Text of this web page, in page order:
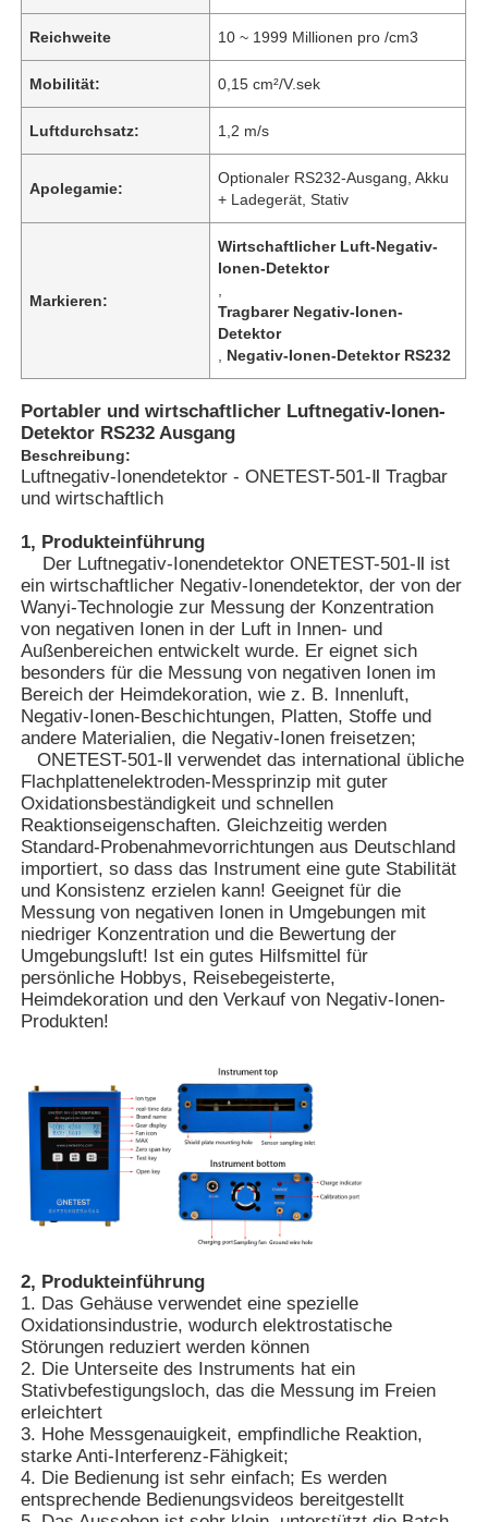
Startseite
Produkte
Videos
Über uns
Fabrik Tour
Kontakt
Nachrichten
Die Fälle zeigen
Referenzen
Reichweite 10 ~ 1999 Millionen pro /cm3
Mobilität: 0,15 cm²/V.sek
Luftdurchsatz: 1,2 m/s
Apolegamie:
Optionaler RS232-Ausgang, Akku
+ Ladegerät, Stativ
Markieren:
Wirtschaftlicher Luft-Negativ-
Ionen-Detektor
Tragbarer Negativ-Ionen-
Detektor
Negativ-Ionen-Detektor RS232
Portabler und wirtschaftlicher Luftnegativ-Ionen-
Detektor RS232 Ausgang
Beschreibung:
Luftnegativ-Ionendetektor - ONETEST-501-Ⅱ Tragbar
und wirtschaftlich
1, Produkteinführung
Der Luftnegativ-Ionendetektor ONETEST-501-Ⅱ ist
ein wirtschaftlicher Negativ-Ionendetektor, der von der
Wanyi-Technologie zur Messung der Konzentration
von negativen Ionen in der Luft in Innen- und
Außenbereichen entwickelt wurde. Er eignet sich
besonders für die Messung von negativen Ionen im
Bereich der Heimdekoration, wie z. B. Innenluft,
Negativ-Ionen-Beschichtungen, Platten, Stoffe und
andere Materialien, die Negativ-Ionen freisetzen;
ONETEST-501-Ⅱ verwendet das international übliche
Flachplattenelektroden-Messprinzip mit guter
Oxidationsbeständigkeit und schnellen
Reaktionseigenschaften. Gleichzeitig werden
Standard-Probenahmevorrichtungen aus Deutschland
importiert, so dass das Instrument eine gute Stabilität
und Konsistenz erzielen kann! Geeignet für die
Messung von negativen Ionen in Umgebungen mit
niedriger Konzentration und die Bewertung der
Umgebungsluft! Ist ein gutes Hilfsmittel für
persönliche Hobbys, Reisebegeisterte,
Heimdekoration und den Verkauf von Negativ-Ionen-
Produkten!
2, Produkteinführung
1. Das Gehäuse verwendet eine spezielle
Oxidationsindustrie, wodurch elektrostatische
Störungen reduziert werden können
2. Die Unterseite des Instruments hat ein
Stativbefestigungsloch, das die Messung im Freien
erleichtert
3. Hohe Messgenauigkeit, empfindliche Reaktion,
starke Anti-Interferenz-Fähigkeit;
4. Die Bedienung ist sehr einfach; Es werden
entsprechende Bedienungsvideos bereitgestellt